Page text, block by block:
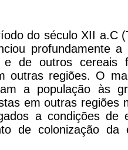
do século XII a.C
profundamente
e de outros cereais
outras regiões. O
a população às
em outras regiões
a condições de
de colonização da